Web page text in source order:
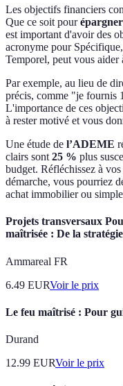
Les objectifs financiers
Que ce soit pourépargner
est important d'avoir des
acronyme pour
Temporel, peut vous
Par exemple, au lieu de
précis, comme "je fournis
L'importance de ces
à rester motivé et vous
Une étude de l’ADEME
clairs sont 25 % plus
budget. Réfléchissez à
démarche, vous pourriez
achat immobilier ou
Projets transversaux
maîtrisée : De la
Ammareal FR
6.49 EURVoir le prix
Le feu maîtrisé : Pour
Durand
12.99 EURVoir le prix